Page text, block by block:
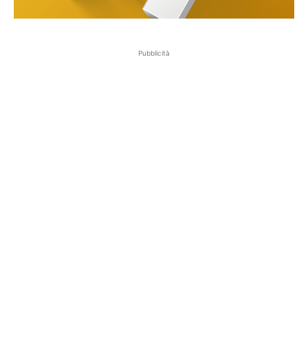
Pubblicità